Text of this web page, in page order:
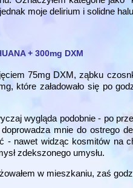
moje delirium i solidne
+ 300mg DXM
75mg DXM, ząbku
które załadowało się po
wygląda podobnie - po
mnie do ostrego
- nawet widząc kosmitów na
zdekszonego umysłu.
w mieszkaniu, zaś